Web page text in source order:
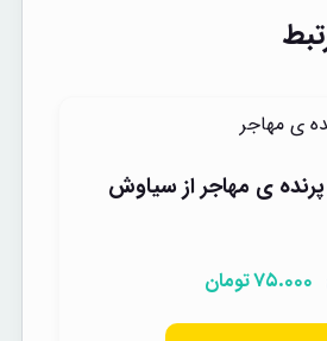
ی مهاجر از سیاوش
۷۵.۰۰۰تومان